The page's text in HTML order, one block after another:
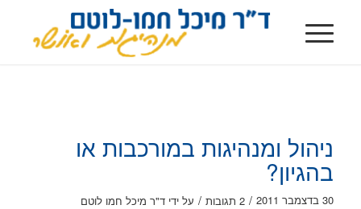
ניהול ומנהיגות במורכבות או
בהגיון?
30 בדצמבר 2011 / 2 תגובות / על ידי ד"ר מיכל חמו לוטם